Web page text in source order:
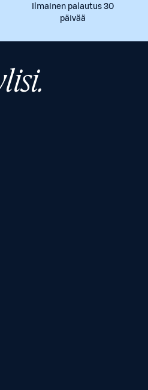
Ilmainen palautus 30
päivää